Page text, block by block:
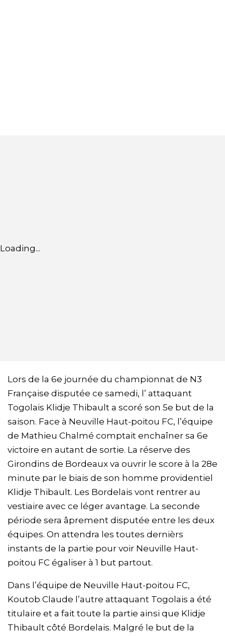
Loading...
Lors de la 6e journée du championnat de N3
Française disputée ce samedi, l’ attaquant
Togolais Klidje Thibault a scoré son 5e but de la
saison. Face à Neuville Haut-poitou FC, l’équipe
de Mathieu Chalmé comptait enchaîner sa 6e
victoire en autant de sortie. La réserve des
Girondins de Bordeaux va ouvrir le score à la 28e
minute par le biais de son homme providentiel
Klidje Thibault. Les Bordelais vont rentrer au
vestiaire avec ce léger avantage. La seconde
période sera âprement disputée entre les deux
équipes. On attendra les toutes dernièrs
instants de la partie pour voir Neuville Haut-
poitou FC égaliser à 1 but partout.
Dans l’équipe de Neuville Haut-poitou FC,
Koutob Claude l’autre attaquant Togolais a été
titulaire et a fait toute la partie ainsi que Klidje
Thibault côté Bordelais. Malgré le but de la